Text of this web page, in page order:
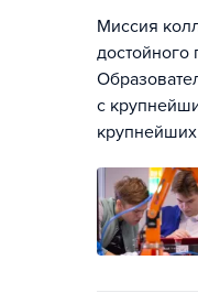
Миссия
достойного
с